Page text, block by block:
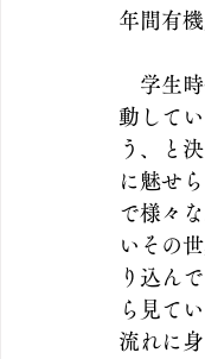
年間有
学生時
動して
う、と
に魅せ
で様々
いその
り込ん
ら見て
流れに